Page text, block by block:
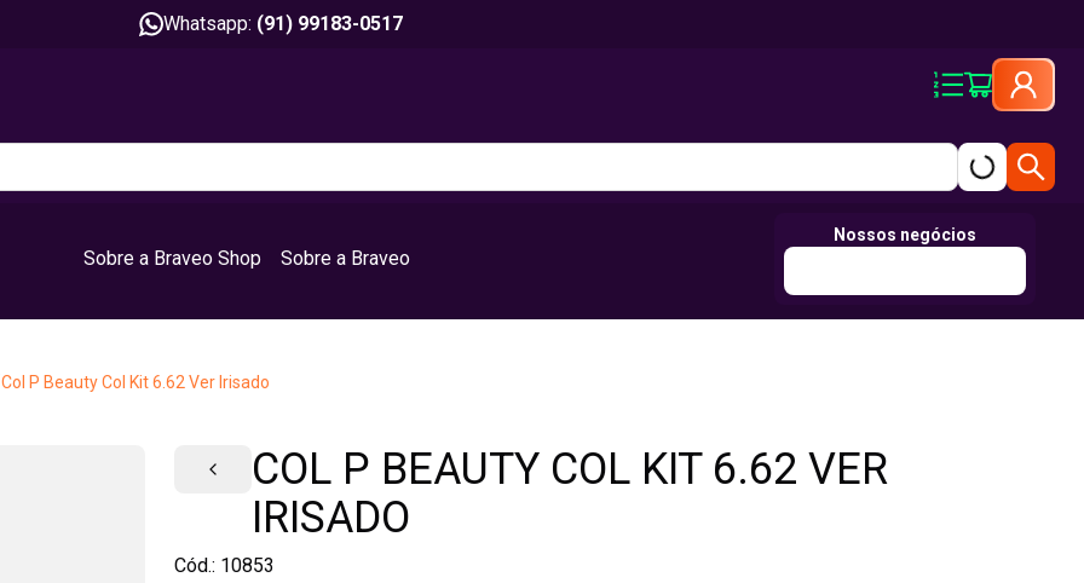
Whatsapp: (91) 99183-0517
Sobre a Braveo Shop Sobre a Braveo
Nossos negócios
Col P Beauty Col Kit 6.62 Ver Irisado
COL P BEAUTY COL KIT 6.62 VER
IRISADO
Cód.: 10853